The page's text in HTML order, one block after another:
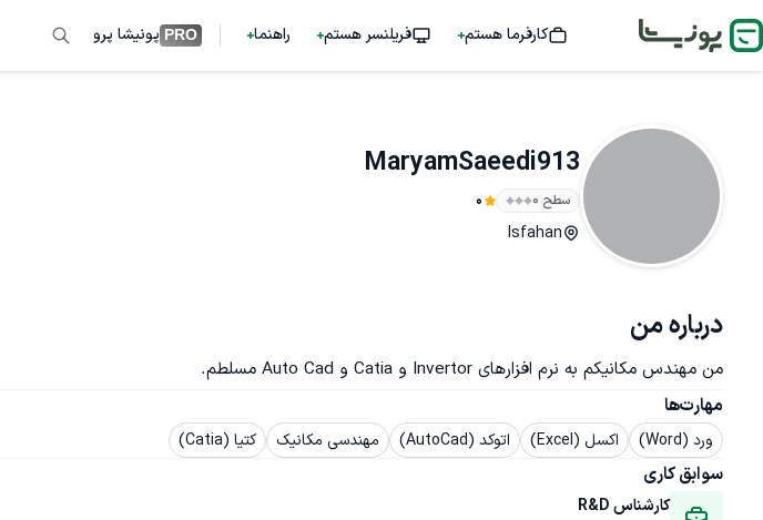
کارفرما هستم فریلنسر هستم راهنما PRO پونیشا پرو
MaryamSaeedi913
سطح ۰ 0
Isfahan
درباره من
من مهندس مکانیکم به نرم افزارهای Invertor و Catia و Auto Cad مسلطم.
مهارت‌ها
ورد (Word) اکسل (Excel) اتوکد (AutoCad) مهندسی مکانیک کتیا (Catia)
سوابق کاری
کارشناس R&D